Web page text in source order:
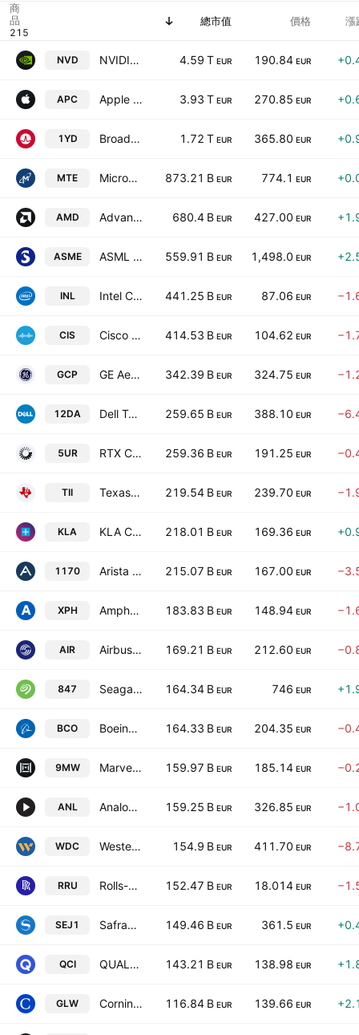
商
品
總市值 價格 漲
NVD NVIDIA Corporation 4.59 T EUR 190.84 EUR
APC Apple Inc. 3.93 T EUR 270.85 EUR
1YD Broadcom Inc. 1.72 T EUR 365.80 EUR
MTE Micron Technology, Inc. 873.21 B EUR 774.1 EUR
AMD Advanced Micro Devices, Inc. 680.4 B EUR 427.00 EUR
ASME ASML Holding NV 559.91 B EUR 1,498.0 EUR
INL Intel Corporation 441.25 B EUR 87.06 EUR
CIS Cisco Systems, Inc. 414.53 B EUR 104.62 EUR
GCP GE Aerospace 342.39 B EUR 324.75 EUR
12DA Dell Technologies, Inc. Class C 259.65 B EUR 388.10 EUR
5UR RTX Corporation 259.36 B EUR 191.25 EUR
TII Texas Instruments Incorporated 219.54 B EUR 239.70 EUR
KLA KLA Corporation 218.01 B EUR 169.36 EUR
1170 Arista Networks Inc 215.07 B EUR 167.00 EUR
XPH Amphenol Corporation Class A 183.83 B EUR 148.94 EUR
AIR Airbus SE 169.21 B EUR 212.60 EUR
847 Seagate Technology Holdings PLC 164.34 B EUR 746 EUR
BCO Boeing Company 164.33 B EUR 204.35 EUR
9MW Marvell Technology, Inc. 159.97 B EUR 185.14 EUR
ANL Analog Devices, Inc. 159.25 B EUR 326.85 EUR
WDC Western Digital Corporation 154.9 B EUR 411.70 EUR
RRU Rolls-Royce Holdings plc 152.47 B EUR 18.014 EUR
SEJ1 Safran SA 149.46 B EUR 361.5 EUR
QCI QUALCOMM Incorporated 143.21 B EUR 138.98 EUR
GLW Corning Inc 116.84 B EUR 139.66 EUR